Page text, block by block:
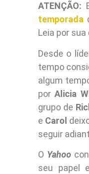
ATENÇÃO:
temporada
Leia por
Desde o
tempo
algum
porAlicia
grupo de
e Carol
seguir
O Yahoo
seu papel